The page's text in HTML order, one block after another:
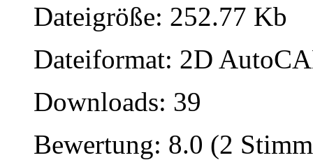
Dateigröße: 252.77 Kb
Dateiformat: 2D
Downloads: 39
Bewertung: 8.0 (2